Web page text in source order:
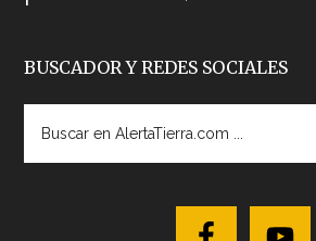
BUSCADOR Y REDES SOCIALES
AlertaTierra.com